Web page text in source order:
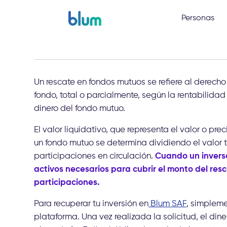
Personas
Un rescate en fondos mutuos se refiere al
fondo, total o parcialmente, según la
dinero del fondo mutuo.
El valor liquidativo, que representa el valor o
un fondo mutuo se determina dividiendo el
participaciones en circulación.Cuando un
activos necesarios para cubrir el monto del
participaciones.
Para recuperar tu inversión en Blum SAF,
plataforma. Una vez realizada la solicitud, el